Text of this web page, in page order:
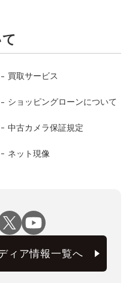
買取サービス
ショッピングローンについて
中古カメラ保証規定
ネット現像
ィア情報一覧へ